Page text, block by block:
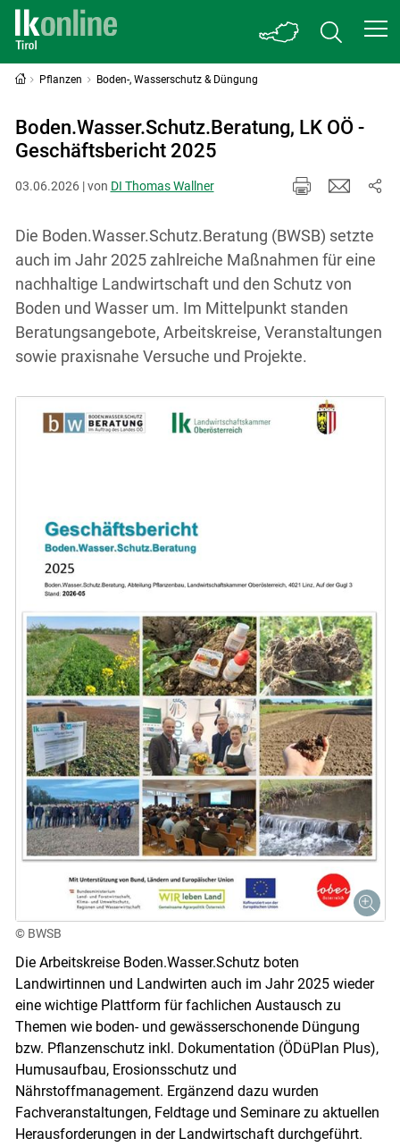
Skip to main content
Pflanzen Boden-, Wasserschutz & Düngung
Boden.Wasser.Schutz.Beratung, LK OÖ -
Geschäftsbericht 2025
03.06.2026 | von DI Thomas Wallner
Die Boden.Wasser.Schutz.Beratung (BWSB) setzte
auch im Jahr 2025 zahlreiche Maßnahmen für eine
nachhaltige Landwirtschaft und den Schutz von
Boden und Wasser um. Im Mittelpunkt standen
Beratungsangebote, Arbeitskreise, Veranstaltungen
sowie praxisnahe Versuche und Projekte.
© BWSB
Die Arbeitskreise Boden.Wasser.Schutz boten
Landwirtinnen und Landwirten auch im Jahr 2025 wieder
eine wichtige Plattform für fachlichen Austausch zu
Themen wie boden- und gewässerschonende Düngung
bzw. Pflanzenschutz inkl. Dokumentation (ÖDüPlan Plus),
Humusaufbau, Erosionsschutz und
Nährstoffmanagement. Ergänzend dazu wurden
Fachveranstaltungen, Feldtage und Seminare zu aktuellen
Herausforderungen in der Landwirtschaft durchgeführt.